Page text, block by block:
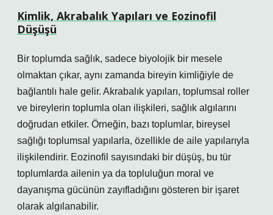
Kimlik, Akrabalık Yapıları ve Eozinofil
Düşüşü
Bir toplumda sağlık, sadece biyolojik bir mesele
olmaktan çıkar, aynı zamanda bireyin kimliğiyle de
bağlantılı hale gelir. Akrabalık yapıları, toplumsal roller
ve bireylerin toplumla olan ilişkileri, sağlık algılarını
doğrudan etkiler. Örneğin, bazı toplumlar, bireysel
sağlığı toplumsal yapılarla, özellikle de aile yapılarıyla
ilişkilendirir. Eozinofil sayısındaki bir düşüş, bu tür
toplumlarda ailenin ya da topluluğun moral ve
dayanışma gücünün zayıfladığını gösteren bir işaret
olarak algılanabilir.